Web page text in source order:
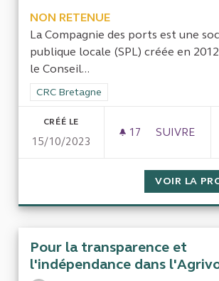
NON RETENUE
La Compagnie des ports est une
publique locale (SPL) créée en
le Conseil...
Filtrer les résultats de la catégorie : CRC
CRC Bretagne
CRÉÉ LE
15/10/2023
17 17 ABONNÉS
SUIVRE
VOIR LA
Pour la transparence et
l'indépendance dans